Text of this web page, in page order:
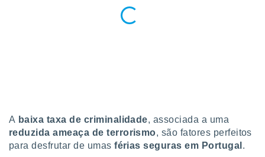
A baixa taxa de criminalidade, associada a uma
reduzida ameaça de terrorismo, são fatores perfeitos
para desfrutar de umasférias seguras em Portugal .